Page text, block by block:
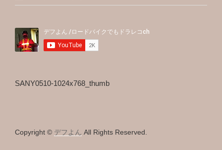
SANY0510-1024x768_thumb
Copyright © デフよん All Rights Reserved.